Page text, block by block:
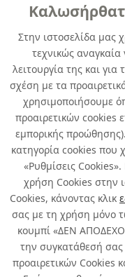
Στην ιστοσελίδα μας
τεχνικώς
λειτουργία της και
σχέση με τα
χρησιμοποιήσουμε
προαιρετικών cookies
εμπορικής
κατηγορία cookies που
«Ρυθμίσεις
χρήση Cookies στην
Cookies, κάνοντας κλικ
σας με τη χρήση μόνο
κουμπί «ΔΕΝ
την συγκατάθεσή
προαιρετικών Cookies
ΛΟΥΚΕΤΑ
YALE SAFE
x 80cm
κωδ. 501062996
1τμχ / συσκευασία
Άμεσα Διαθέσιμο
Σχετικά με εμάς